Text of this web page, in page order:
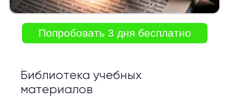
Попробовать 3 дня бесплатно
Библиотека учебных
материалов